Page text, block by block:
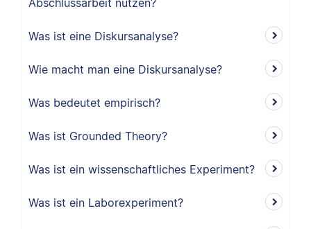
Abschlussarbeit nutzen?
Was ist eine Diskursanalyse?
Wie macht man eine Diskursanalyse?
Was bedeutet empirisch?
Was ist Grounded Theory?
Was ist ein wissenschaftliches Experiment?
Was ist ein Laborexperiment?